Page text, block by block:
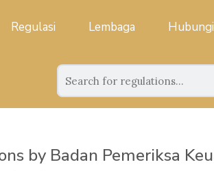
Regulasi Lembaga
by Badan Pemeriksa